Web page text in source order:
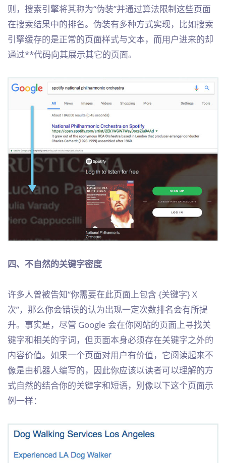
则，搜索引擎将其称为“伪装”并通过算法限制这些页面
在搜索结果中的排名。伪装有多种方式实现，比如搜索
引擎缓存的是正常的页面样式与文本，而用户进来的却
通过**代码向其展示其它的页面。
四、不自然的关键字密度
许多人曾被告知“你需要在此页面上包含 {关键字} X
次”，那么你会错误的认为出现一定次数排名会有所提
升。事实是，尽管 Google 会在你网站的页面上寻找关
键字和相关的字词，但页面本身必须存在关键字之外的
内容价值。如果一个页面对用户有价值，它阅读起来不
像是由机器人编写的，因此你应该以读者可以理解的方
式自然的结合你的关键字和短语，别像以下这个页面示
例一样：